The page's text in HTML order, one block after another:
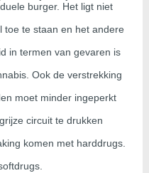
burger. Het ligt niet
toe te staan en het andere
in termen van gevaren is
Ook de verstrekking
moet minder ingeperkt
circuit te drukken
komen met harddrugs.